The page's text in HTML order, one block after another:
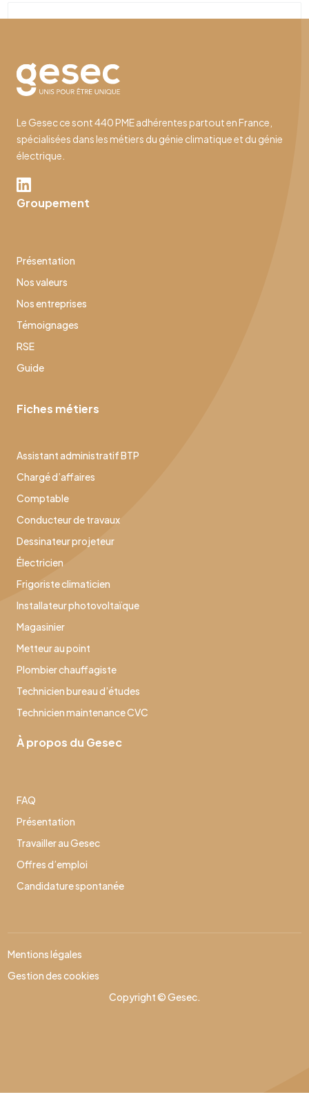
Le Gesec ce sont 440 PME adhérentes partout en France,
spécialisées dans les métiers du génie climatique et du génie
électrique.
Groupement
Présentation
Nos valeurs
Nos entreprises
Témoignages
RSE
Guide
Fiches métiers
Assistant administratif BTP
Chargé d’affaires
Comptable
Conducteur de travaux
Dessinateur projeteur
Électricien
Frigoriste climaticien
Installateur photovoltaïque
Magasinier
Metteur au point
Plombier chauffagiste
Technicien bureau d’études
Technicien maintenance CVC
À propos du Gesec
FAQ
Présentation
Travailler au Gesec
Offres d’emploi
Candidature spontanée
Copyright © Gesec.
Mentions légales
Gestion des cookies